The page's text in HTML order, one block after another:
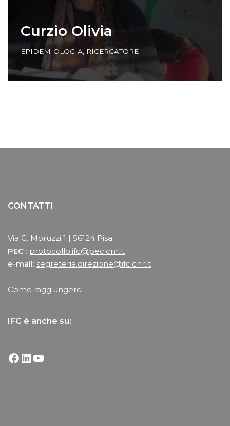
Curzio Olivia
EPIDEMIOLOGIA, RICERCATORE
CONTATTI
Via G. Moruzzi 1 | 56124 Pisa
PEC : protocollo.ifc@pec.cnr.it
e-mail: segreteria.direzione@ifc.cnr.it
Come raggiungerci
IFC è anche su: